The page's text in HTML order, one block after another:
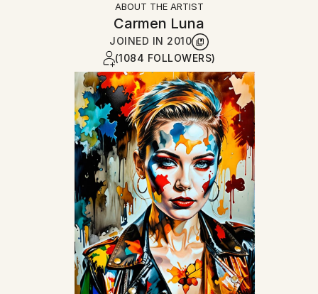
ABOUT THE ARTIST
Carmen Luna
JOINED IN 2010
(1084 FOLLOWERS)